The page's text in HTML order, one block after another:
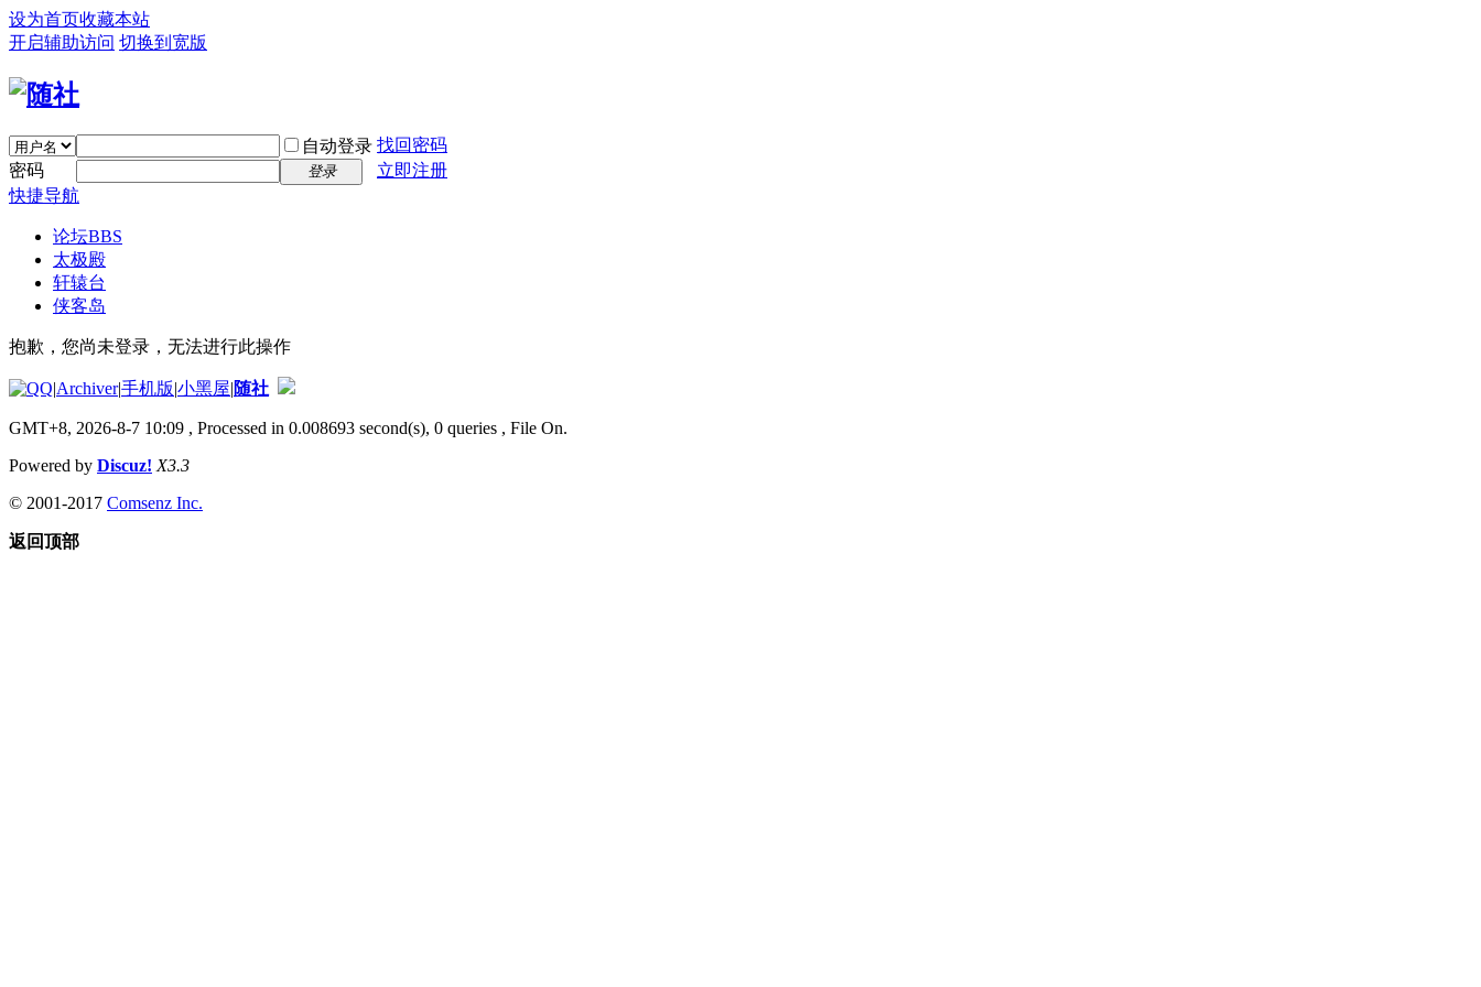
设为首页收藏本站
开启辅助访问 切换到宽版
自动登录 找回密码
密码
登录
立即注册
快捷导航
论坛BBS
太极殿
轩辕台
侠客岛
抱歉，您尚未登录，无法进行此操作
|Archiver|手机版|小黑屋|随社
GMT+8, 2026-8-7 10:09 , Processed in 0.008693 second(s), 0 queries , File On.
Powered by Discuz! X3.3
© 2001-2017 Comsenz Inc.
返回顶部